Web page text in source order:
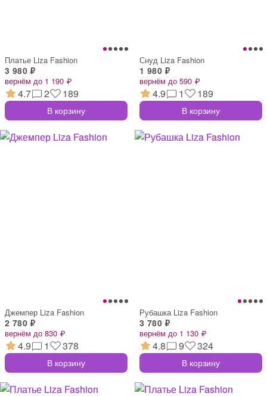
Платье Liza Fashion
3 980 ₽
вернём до 1 190 ₽
4.7 2 189
В корзину
Снуд Liza Fashion
1 980 ₽
вернём до 590 ₽
4.9 1 189
В корзину
Джемпер Liza Fashion
2 780 ₽
вернём до 830 ₽
4.9 1 378
В корзину
Рубашка Liza Fashion
3 780 ₽
вернём до 1 130 ₽
4.8 9 324
В корзину